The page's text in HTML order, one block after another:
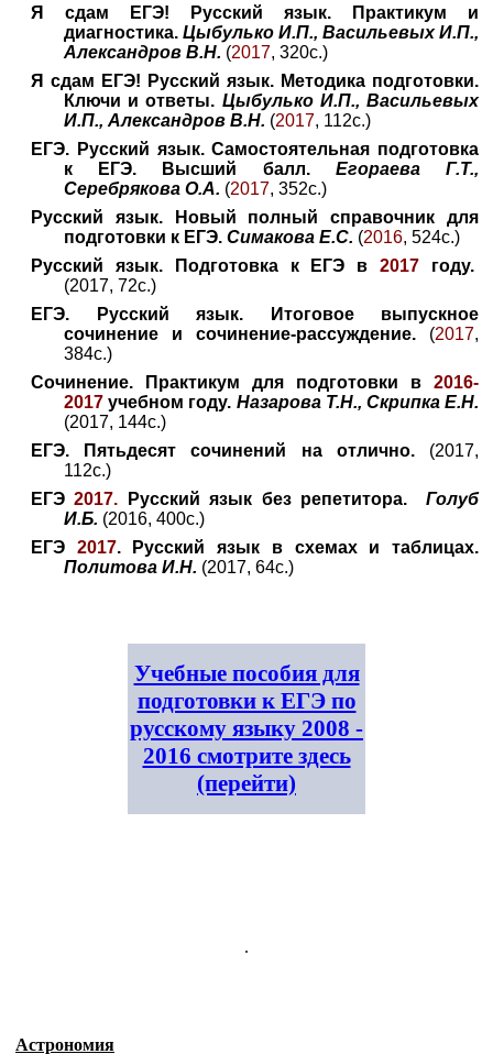
Я сдам ЕГЭ! Русский язык. Практикум и
диагностика. Цыбулько И.П., Васильевых И.П.,
Александров В.Н. (2017, 320с.)
Я сдам ЕГЭ! Русский язык. Методика подготовки.
Ключи и ответы. Цыбулько И.П., Васильевых
И.П., Александров В.Н. (2017, 112с.)
ЕГЭ. Русский язык. Самостоятельная подготовка
к ЕГЭ. Высший балл. Егораева Г.Т.,
Серебрякова О.А. (2017, 352с.)
Русский язык. Новый полный справочник для
подготовки к ЕГЭ. Симакова Е.С. (2016, 524с.)
Русский язык. Подготовка к ЕГЭ в2017 году.
(2017, 72с.)
ЕГЭ. Русский язык. Итоговое выпускное
сочинение и сочинение-рассуждение. (2017,
384с.)
Сочинение. Практикум для подготовки в 2016-
2017 учебном году. Назарова Т.Н., Скрипка Е.Н.
(2017, 144с.)
ЕГЭ. Пятьдесят сочинений на отлично.(2017,
112с.)
ЕГЭ2017. Русский язык без репетитора.Голуб
И.Б. (2016, 400с.)
ЕГЭ 2017. Русский язык в схемах и таблицах.
Политова И.Н. (2017, 64с.)
Учебные пособия для
подготовки к ЕГЭ по
русскому языку 2008 -
2016 смотрите здесь
(перейти)
.
Астрономия